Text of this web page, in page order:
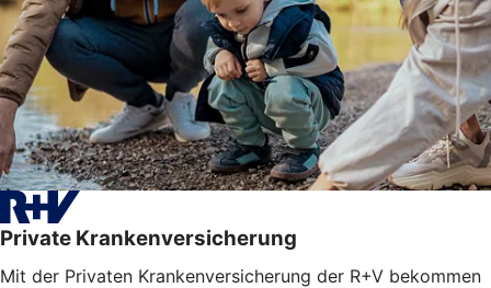
Private Krankenversicherung
Mit der Privaten Krankenversicherung der R+V bekommen